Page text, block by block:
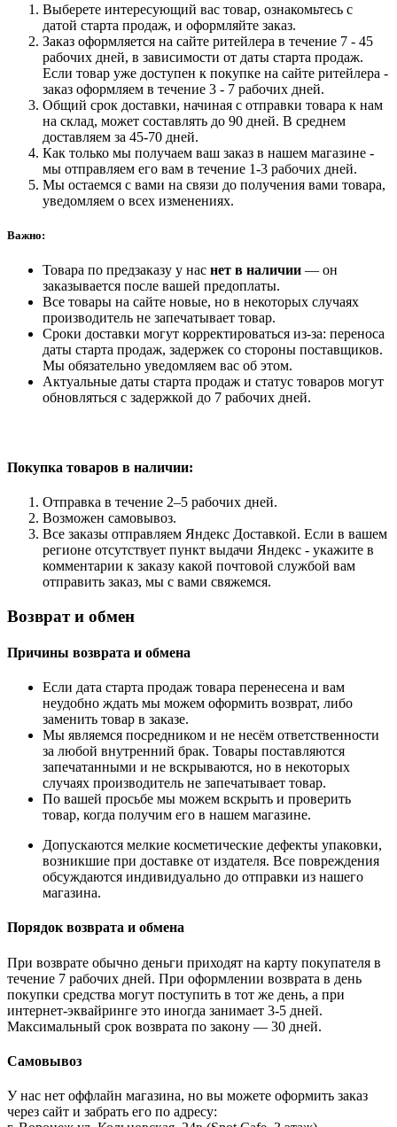
Выберете интересующий вас товар, ознакомьтесь с
датой старта продаж, и оформляйте заказ.
Заказ оформляется на сайте ритейлера в течение 7 - 45
рабочих дней, в зависимости от даты старта продаж.
Если товар уже доступен к покупке на сайте ритейлера -
заказ оформляем в течение 3 - 7 рабочих дней.
Общий срок доставки, начиная с отправки товара к нам
на склад, может составлять до 90 дней. В среднем
доставляем за 45-70 дней.
Как только мы получаем ваш заказ в нашем магазине -
мы отправляем его вам в течение 1-3 рабочих дней.
Мы остаемся с вами на связи до получения вами товара,
уведомляем о всех изменениях.
Важно:
Товара по предзаказу у нас нет в наличии — он
заказывается после вашей предоплаты.
Все товары на сайте новые, но в некоторых случаях
производитель не запечатывает товар.
Сроки доставки могут корректироваться из-за: переноса
даты старта продаж, задержек со стороны поставщиков.
Мы обязательно уведомляем вас об этом.
Актуальные даты старта продаж и статус товаров могут
обновляться с задержкой до 7 рабочих дней.
Покупка товаров в наличии:
Отправка в течение 2–5 рабочих дней.
Возможен самовывоз.
Все заказы отправляем Яндекс Доставкой. Если в вашем
регионе отсутствует пункт выдачи Яндекс - укажите в
комментарии к заказу какой почтовой службой вам
отправить заказ, мы с вами свяжемся.
Возврат и обмен
Причины возврата и обмена
Если дата старта продаж товара перенесена и вам
неудобно ждать мы можем оформить возврат, либо
заменить товар в заказе.
Мы являемся посредником и не несём ответственности
за любой внутренний брак. Товары поставляются
запечатанными и не вскрываются, но в некоторых
случаях производитель не запечатывает товар.
По вашей просьбе мы можем вскрыть и проверить
товар, когда получим его в нашем магазине.
Допускаются мелкие косметические дефекты упаковки,
возникшие при доставке от издателя. Все повреждения
обсуждаются индивидуально до отправки из нашего
магазина.
Порядок возврата и обмена
При возврате обычно деньги приходят на карту покупателя в
течение 7 рабочих дней. При оформлении возврата в день
покупки средства могут поступить в тот же день, а при
интернет-эквайринге это иногда занимает 3-5 дней.
Максимальный срок возврата по закону — 30 дней.
Самовывоз
У нас нет оффлайн магазина, но вы можете оформить заказ
через сайт и забрать его по адресу: